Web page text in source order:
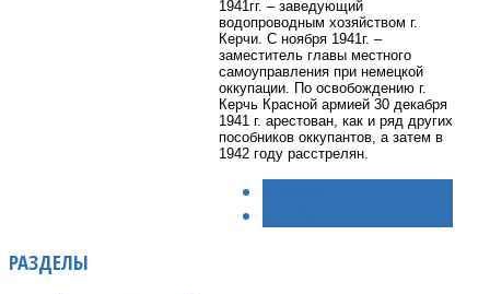
1941гг. – заведующий
водопроводным хозяйством г.
Керчи. С ноября 1941г. –
заместитель главы местного
самоуправления при немецкой
оккупации. По освобождению г.
Керчь Красной армией 30 декабря
1941 г. арестован, как и ряд других
пособников оккупантов, а затем в
1942 году расстрелян.
РАЗДЕЛЫ